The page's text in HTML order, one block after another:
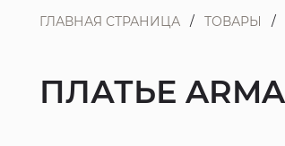
ГЛАВНАЯ СТРАНИЦА ТОВАРЫ
ПЛАТЬЕ